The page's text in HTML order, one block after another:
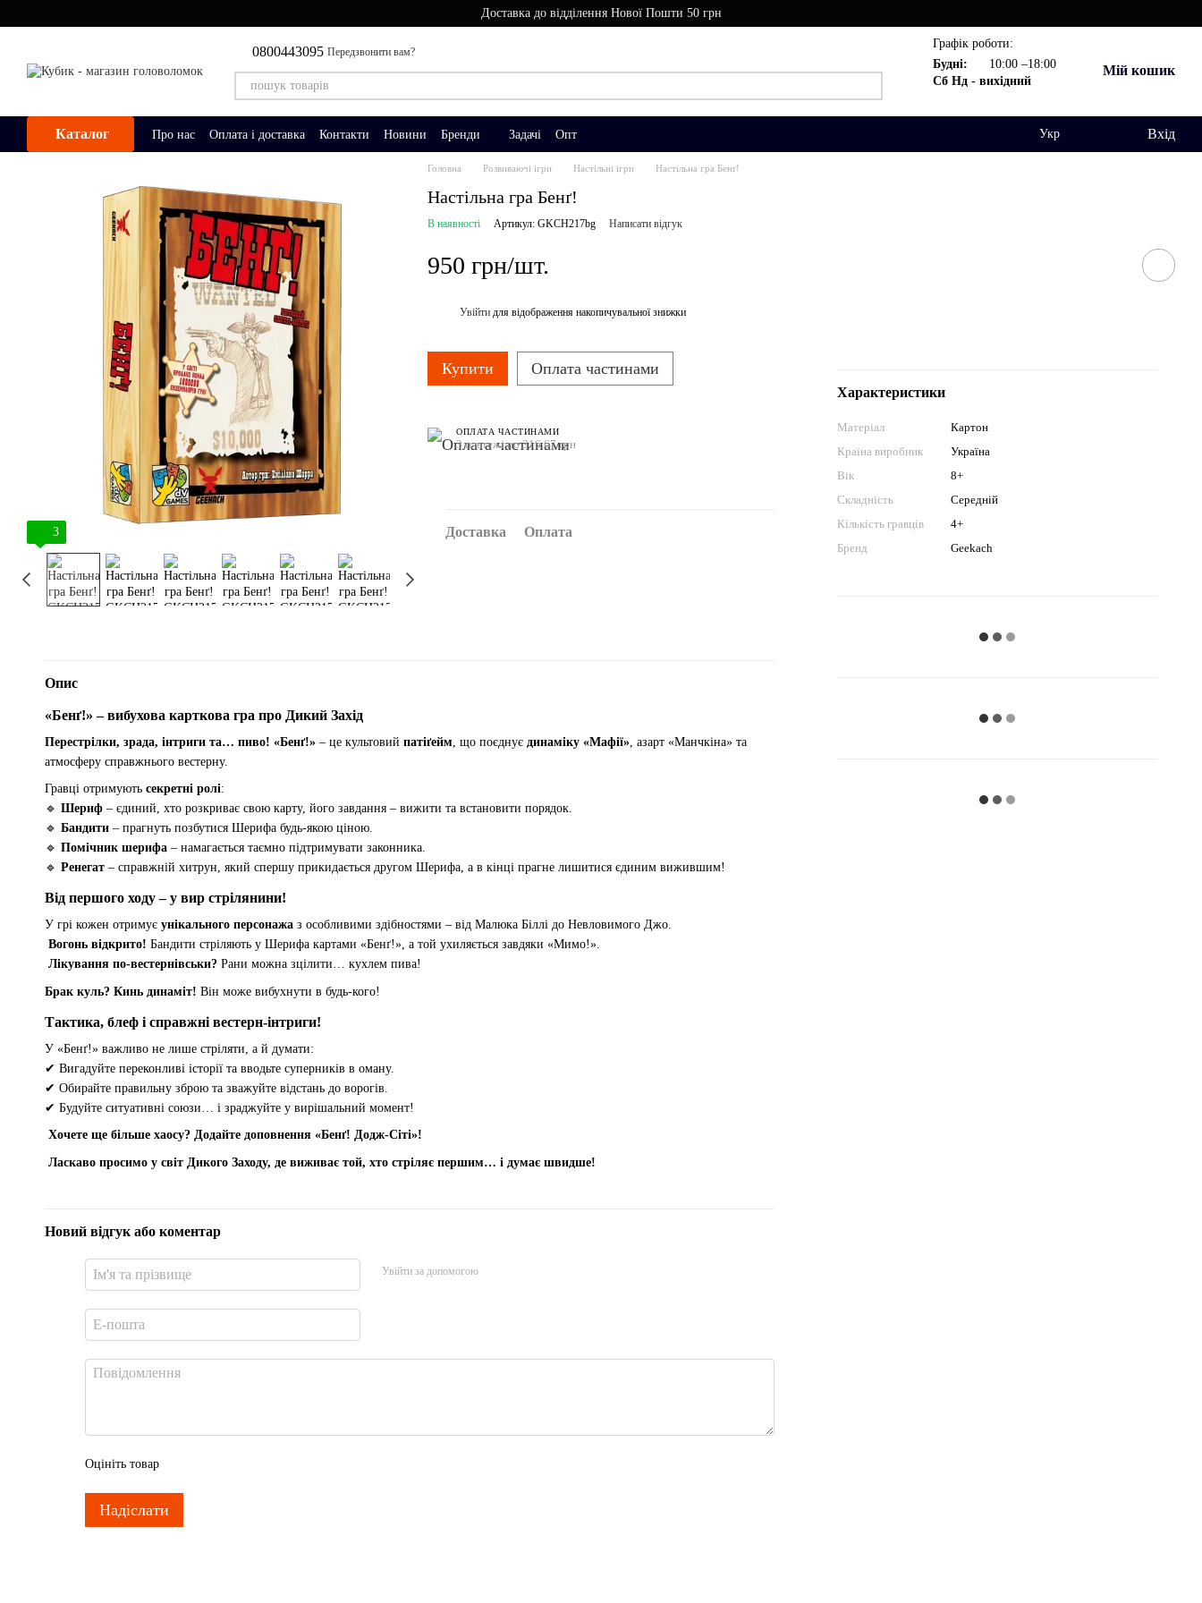
Доставка до відділення Нової Пошти 50 грн
0800443095 Передзвонити вам?
Графік роботи:
Будні:
10:00 –18:00
Сб Нд - вихідний
Мій кошик
Каталог Про нас Оплата і доставка Контакти Новини Бренди Задачі Опт Укр Вхід
3
Головна Розвиваючі ігри Настільні ігри Настільна гра Бенґ!
Настільна гра Бенґ!
В наявності Артикул: GKCH217bg Написати відгук
950 грн/шт.
Увійти для відображення накопичувальної знижки
Купити Оплата частинами
ОПЛАТА ЧАСТИНАМИ
3 платежі по 316.67 грн
Доставка Оплата
Характеристики
Матеріал
Картон
Країна виробник
Україна
Вік
8+
Складність
Середній
Кількість гравців
4+
Бренд
Geekach
Опис
«Бенґ!» – вибухова карткова гра про Дикий Захід
Перестрілки, зрада, інтриги та… пиво! «Бенґ!» – це культовий патіґейм, що поєднує динаміку «Мафії», азарт «Манчкіна» та
атмосферу справжнього вестерну.
Гравці отримують секретні ролі:
🔹 Шериф – єдиний, хто розкриває свою карту, його завдання – вижити та встановити порядок.
🔹 Бандити – прагнуть позбутися Шерифа будь-якою ціною.
🔹 Помічник шерифа – намагається таємно підтримувати законника.
🔹 Ренегат – справжній хитрун, який спершу прикидається другом Шерифа, а в кінці прагне лишитися єдиним вижившим!
Від першого ходу – у вир стрілянини!
У грі кожен отримує унікального персонажа з особливими здібностями – від Малюка Біллі до Невловимого Джо.
Вогонь відкрито! Бандити стріляють у Шерифа картами «Бенґ!», а той ухиляється завдяки «Мимо!».
Лікування по-вестернівськи? Рани можна зцілити… кухлем пива!
Брак куль? Кинь динаміт! Він може вибухнути в будь-кого!
Тактика, блеф і справжні вестерн-інтриги!
У «Бенґ!» важливо не лише стріляти, а й думати:
✔ Вигадуйте переконливі історії та вводьте суперників в оману.
✔ Обирайте правильну зброю та зважуйте відстань до ворогів.
✔ Будуйте ситуативні союзи… і зраджуйте у вирішальний момент!
Хочете ще більше хаосу? Додайте доповнення «Бенґ! Додж-Сіті»!
Ласкаво просимо у світ Дикого Заходу, де виживає той, хто стріляє першим… і думає швидше!
Новий відгук або коментар
Увійти за допомогою
Оцініть товар
Надіслати